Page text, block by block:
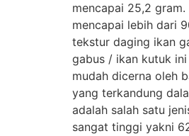
mencapai 25,2
mencapai lebih dari
tekstur daging ikan
gabus / ikan kutuk
mudah dicerna oleh
yang terkandung
adalah salah satu
sangat tinggi yakni